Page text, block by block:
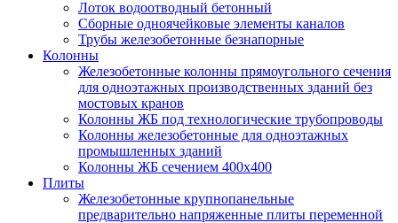
Лоток водоотводный бетонный
Сборные одноячейковые элементы каналов
Трубы железобетонные безнапорные
Колонны
Железобетонные колонны прямоугольного сечения
для одноэтажных производственных зданий без
мостовых кранов
Колонны ЖБ под технологические трубопроводы
Колонны железобетонные для одноэтажных
промышленных зданий
Колонны ЖБ сечением 400х400
Плиты
Железобетонные крупнопанельные
предварительно напряженные плиты переменной